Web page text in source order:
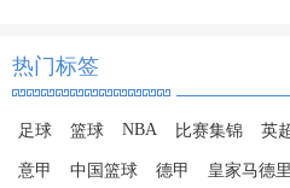
热门标签
足球 篮球 NBA 比赛集锦 英
意甲 中国篮球 德甲 皇家马德里